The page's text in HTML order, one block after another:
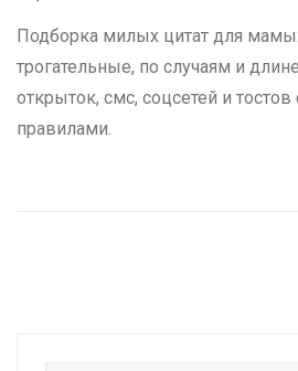
Подборка милых цитат для
трогательные, по случаям и
открыток, смс, соцсетей и
правилами.